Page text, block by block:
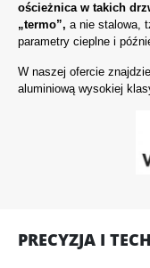
ościeżnica w takich
„termo”, a nie stalowa,
parametry cieplne i
W naszej ofercie
aluminiową wysokiej
PRECYZJA I